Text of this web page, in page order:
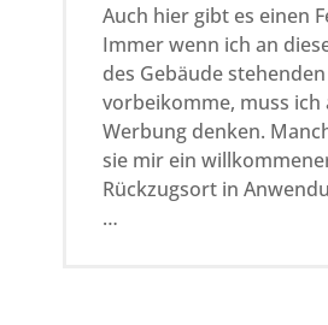
Auch hier gibt es einen
Immer wenn ich an
des Gebäude stehenden
vorbeikomme, muss ich
Werbung denken.
sie mir ein
Rückzugsort in
…